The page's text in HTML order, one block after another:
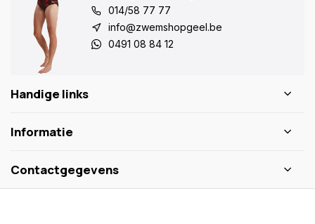
014/58 77 77
info@zwemshopgeel.be
0491 08 84 12
Handige links
Informatie
Contactgegevens